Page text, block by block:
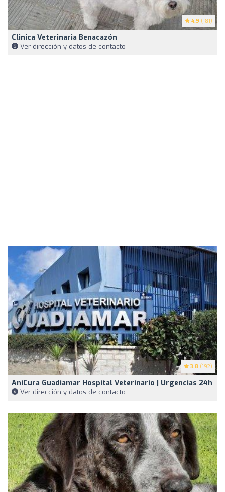
4.9 (181)
Clinica Veterinaria Benacazón
Ver dirección y datos de contacto
3.8 (192)
AniCura Guadiamar Hospital Veterinario | Urgencias 24h
Ver dirección y datos de contacto